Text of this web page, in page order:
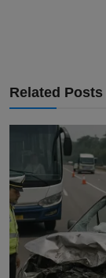
Related Posts